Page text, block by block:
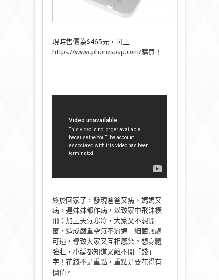
現時售價為$465元，可上
https://www.phonesoap.com/購買！
終於回家了，發現爸爸又病、媽媽又
病，連妹妹都作病，以致家中飛沬橫
飛；加上天氣寒冷，大家又不想開
窗，造成嚴重空氣不流通，細菌無處
可逃，導致大家又互相感染。想身體
強壯，小編都知道又離不開「錢」
字！花錢不是重點，重點是要花得有
價值。